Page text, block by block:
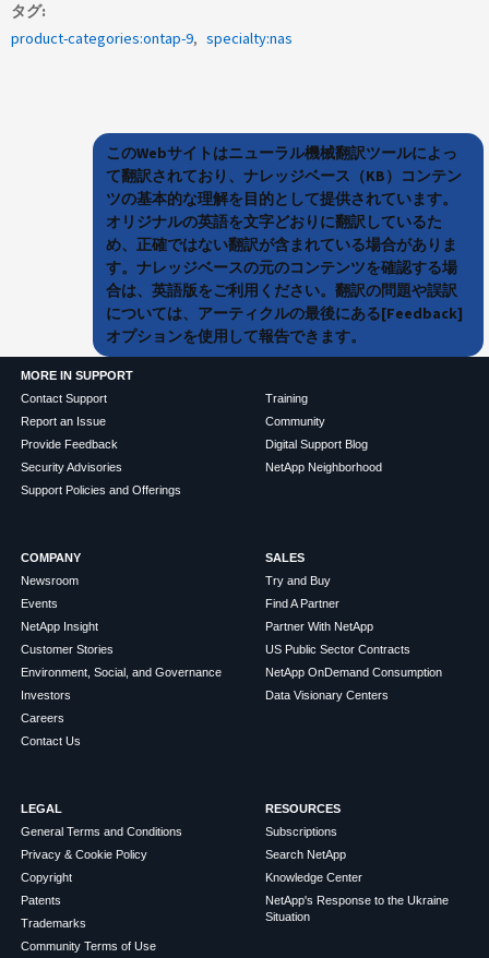
タグ
product-categories:ontap-9
specialty:nas
このWebサイトはニューラル機械翻訳ツールによっ
て翻訳されており、ナレッジベース（KB）コンテン
ツの基本的な理解を目的として提供されています。
オリジナルの英語を文字どおりに翻訳しているた
め、正確ではない翻訳が含まれている場合がありま
す。ナレッジベースの元のコンテンツを確認する場
合は、英語版をご利用ください。翻訳の問題や誤訳
については、アーティクルの最後にある[Feedback]
オプションを使用して報告できます。
MORE IN SUPPORT
Contact Support
Report an Issue
Provide Feedback
Security Advisories
Support Policies and Offerings
Training
Community
Digital Support Blog
NetApp Neighborhood
COMPANY
Newsroom
Events
NetApp Insight
Customer Stories
Environment, Social, and Governance
Investors
Careers
Contact Us
SALES
Try and Buy
Find A Partner
Partner With NetApp
US Public Sector Contracts
NetApp OnDemand Consumption
Data Visionary Centers
LEGAL
General Terms and Conditions
Privacy & Cookie Policy
Copyright
Patents
Trademarks
Community Terms of Use
RESOURCES
Subscriptions
Search NetApp
Knowledge Center
NetApp's Response to the Ukraine
Situation